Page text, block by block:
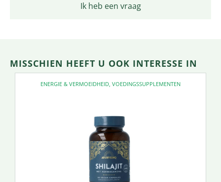
Ik heb een vraag
MISSCHIEN HEEFT U OOK INTERESSE IN
ENERGIE & VERMOEIDHEID, VOEDINGSSUPPLEMENTEN